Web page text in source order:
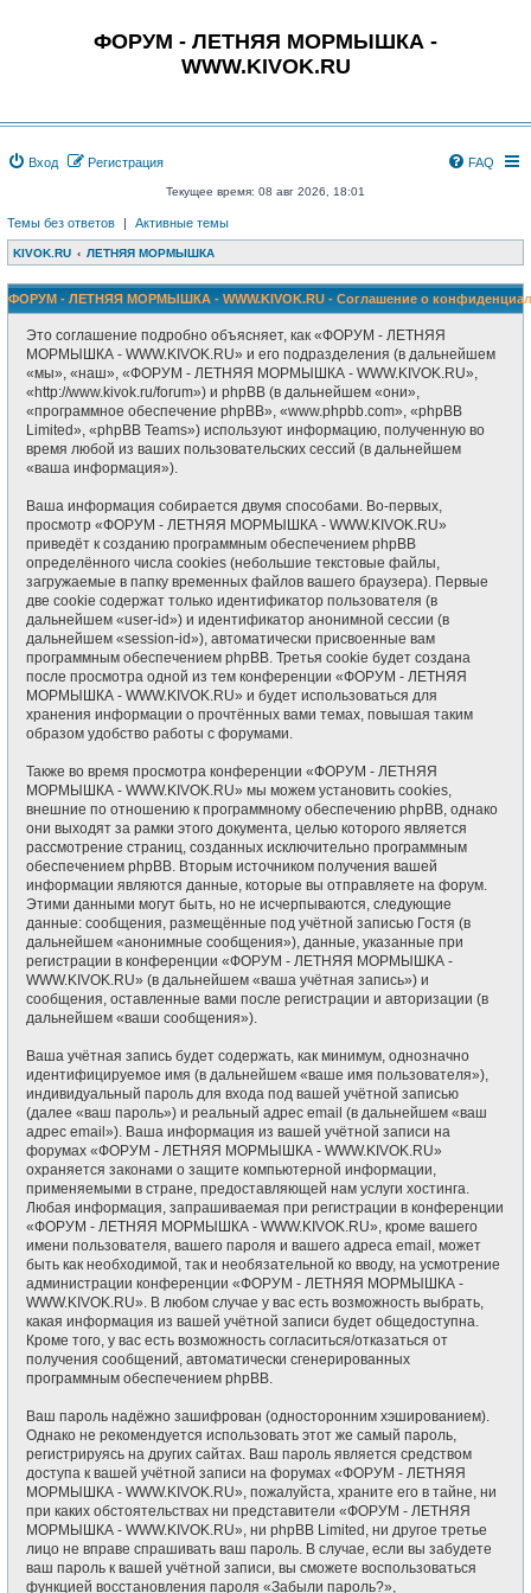
ФОРУМ - ЛЕТНЯЯ МОРМЫШКА -
WWW.KIVOK.RU
Вход Регистрация FAQ
Текущее время: 08 авг 2026, 18:01
Темы без ответов | Активные темы
KIVOK.RU ЛЕТНЯЯ МОРМЫШКА
ФОРУМ - ЛЕТНЯЯ МОРМЫШКА - WWW.KIVOK.RU - Соглашение о
Это соглашение подробно объясняет, как «ФОРУМ - ЛЕТНЯЯ
МОРМЫШКА - WWW.KIVOK.RU» и его подразделения (в дальнейшем
«мы», «наш», «ФОРУМ - ЛЕТНЯЯ МОРМЫШКА - WWW.KIVOK.RU»,
«http://www.kivok.ru/forum») и phpBB (в дальнейшем «они»,
«программное обеспечение phpBB», «www.phpbb.com», «phpBB
Limited», «phpBB Teams») используют информацию, полученную во
время любой из ваших пользовательских сессий (в дальнейшем
«ваша информация»).
Ваша информация собирается двумя способами. Во-первых,
просмотр «ФОРУМ - ЛЕТНЯЯ МОРМЫШКА - WWW.KIVOK.RU»
приведёт к созданию программным обеспечением phpBB
определённого числа cookies (небольшие текстовые файлы,
загружаемые в папку временных файлов вашего браузера). Первые
две cookie содержат только идентификатор пользователя (в
дальнейшем «user-id») и идентификатор анонимной сессии (в
дальнейшем «session-id»), автоматически присвоенные вам
программным обеспечением phpBB. Третья cookie будет создана
после просмотра одной из тем конференции «ФОРУМ - ЛЕТНЯЯ
МОРМЫШКА - WWW.KIVOK.RU» и будет использоваться для
хранения информации о прочтённых вами темах, повышая таким
образом удобство работы с форумами.
Также во время просмотра конференции «ФОРУМ - ЛЕТНЯЯ
МОРМЫШКА - WWW.KIVOK.RU» мы можем установить cookies,
внешние по отношению к программному обеспечению phpBB, однако
они выходят за рамки этого документа, целью которого является
рассмотрение страниц, созданных исключительно программным
обеспечением phpBB. Вторым источником получения вашей
информации являются данные, которые вы отправляете на форум.
Этими данными могут быть, но не исчерпываются, следующие
данные: сообщения, размещённые под учётной записью Гостя (в
дальнейшем «анонимные сообщения»), данные, указанные при
регистрации в конференции «ФОРУМ - ЛЕТНЯЯ МОРМЫШКА -
WWW.KIVOK.RU» (в дальнейшем «ваша учётная запись») и
сообщения, оставленные вами после регистрации и авторизации (в
дальнейшем «ваши сообщения»).
Ваша учётная запись будет содержать, как минимум, однозначно
идентифицируемое имя (в дальнейшем «ваше имя пользователя»),
индивидуальный пароль для входа под вашей учётной записью
(далее «ваш пароль») и реальный адрес email (в дальнейшем «ваш
адрес email»). Ваша информация из вашей учётной записи на
форумах «ФОРУМ - ЛЕТНЯЯ МОРМЫШКА - WWW.KIVOK.RU»
охраняется законами о защите компьютерной информации,
применяемыми в стране, предоставляющей нам услуги хостинга.
Любая информация, запрашиваемая при регистрации в конференции
«ФОРУМ - ЛЕТНЯЯ МОРМЫШКА - WWW.KIVOK.RU», кроме вашего
имени пользователя, вашего пароля и вашего адреса email, может
быть как необходимой, так и необязательной ко вводу, на усмотрение
администрации конференции «ФОРУМ - ЛЕТНЯЯ МОРМЫШКА -
WWW.KIVOK.RU». В любом случае у вас есть возможность выбрать,
какая информация из вашей учётной записи будет общедоступна.
Кроме того, у вас есть возможность согласиться/отказаться от
получения сообщений, автоматически сгенерированных
программным обеспечением phpBB.
Ваш пароль надёжно зашифрован (односторонним хэшированием).
Однако не рекомендуется использовать этот же самый пароль,
регистрируясь на других сайтах. Ваш пароль является средством
доступа к вашей учётной записи на форумах «ФОРУМ - ЛЕТНЯЯ
МОРМЫШКА - WWW.KIVOK.RU», пожалуйста, храните его в тайне, ни
при каких обстоятельствах ни представители «ФОРУМ - ЛЕТНЯЯ
МОРМЫШКА - WWW.KIVOK.RU», ни phpBB Limited, ни другое третье
лицо не вправе спрашивать ваш пароль. В случае, если вы забудете
ваш пароль к вашей учётной записи, вы сможете воспользоваться
функцией восстановления пароля «Забыли пароль?»,